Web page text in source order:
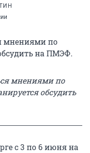
мнениями по
на ПМЭФ.
мнениями по
обсудить
с 3 по 6 июня на